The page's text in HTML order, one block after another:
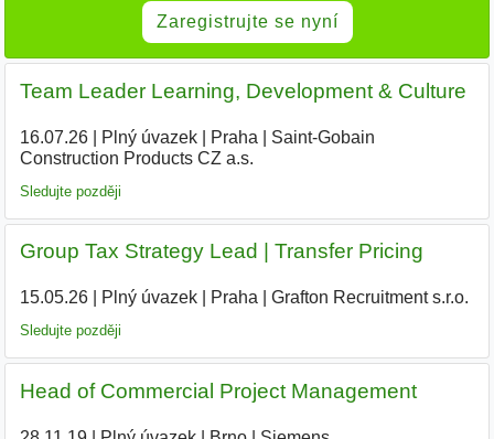
Zaregistrujte se nyní
Team Leader Learning, Development & Culture
16.07.26| Plný úvazek| Praha
Saint-Gobain
Construction Products CZ a.s.
Sledujte později
Group Tax Strategy Lead | Transfer Pricing
15.05.26| Plný úvazek| Praha Grafton Recruitment s.r.o.
Sledujte později
Head of Commercial Project Management